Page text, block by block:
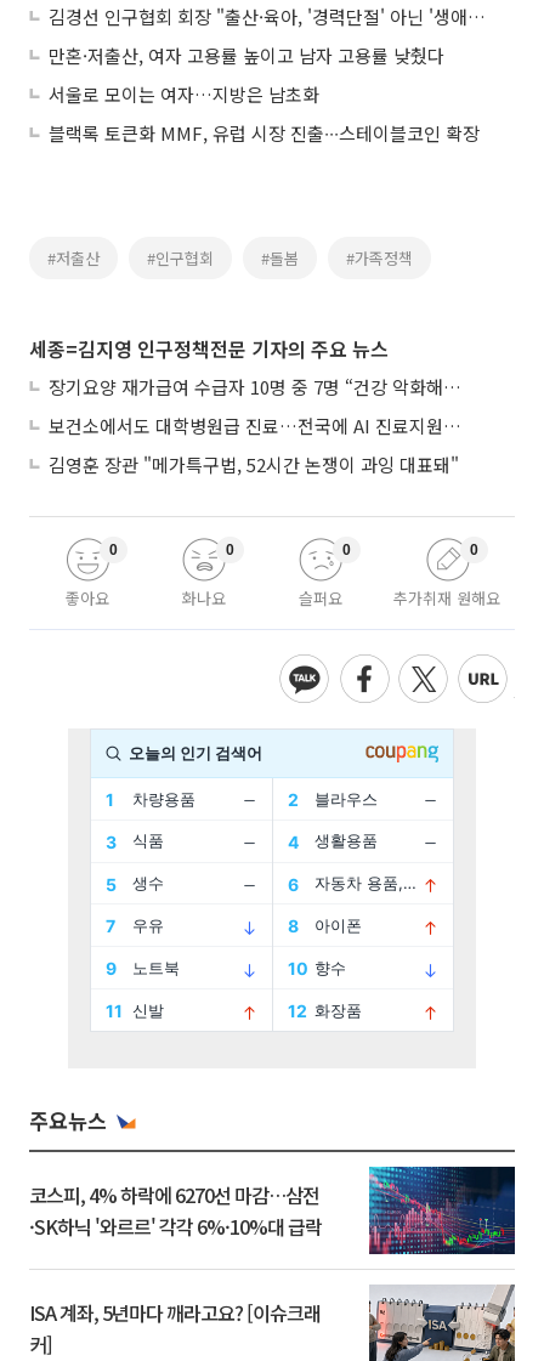
김경선 인구협회 회장 "출산·육아, '경력단절' 아닌 '생애확장' 되도록 앞장"
만혼·저출산, 여자 고용률 높이고 남자 고용률 낮췄다
서울로 모이는 여자…지방은 남초화
블랙록 토큰화 MMF, 유럽 시장 진출∙∙∙스테이블코인 확장
#저출산 #인구협회 #돌봄 #가족정책
세종=김지영 인구정책전문 기자의 주요 뉴스
장기요양 재가급여 수급자 10명 중 7명 “건강 악화해도 집에서”
보건소에서도 대학병원급 진료…전국에 AI 진료지원도구 보급
김영훈 장관 "메가특구법, 52시간 논쟁이 과잉 대표돼"
좋아요
0
화나요
0
슬퍼요
0
추가취재 원해요
0
주요뉴스
코스피, 4% 하락에 6270선 마감…삼전
·SK하닉 '와르르' 각각 6%·10%대 급락
ISA 계좌, 5년마다 깨라고요? [이슈크래
커]